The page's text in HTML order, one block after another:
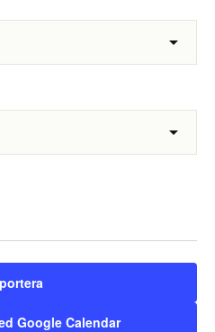
Google Calendar